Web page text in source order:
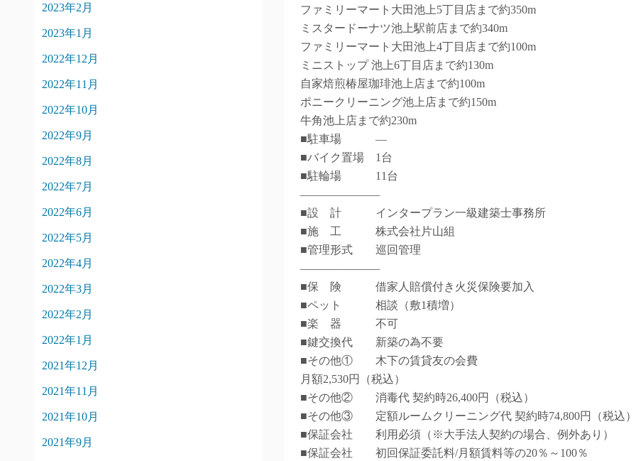
ファミリーマート大田池上5丁目店まで約350m
ミスタードーナツ池上駅前店まで約340m
ファミリーマート大田池上4丁目店まで約100m
ミニストップ 池上6丁目店まで約130m
自家焙煎椿屋珈琲池上店まで約100m
ポニークリーニング池上店まで約150m
牛角池上店まで約230m
■駐車場 ―
■バイク置場 1台
■駐輪場 11台
―――――――
■設 計 インタープラン一級建築士事務所
■施 工 株式会社片山組
■管理形式 巡回管理
―――――――
■保 険 借家人賠償付き火災保険要加入
■ペット 相談（敷1積増）
■楽 器 不可
■鍵交換代 新築の為不要
■その他① 木下の賃貸友の会費
月額2,530円（税込）
■その他② 消毒代 契約時26,400円（税込）
■その他③ 定額ルームクリーニング代 契約時74,800円（税込）
■保証会社 利用必須（※大手法人契約の場合、例外あり）
■保証会社 初回保証委託料/月額賃料等の20％～100％
2023年2月
2023年1月
2022年12月
2022年11月
2022年10月
2022年9月
2022年8月
2022年7月
2022年6月
2022年5月
2022年4月
2022年3月
2022年2月
2022年1月
2021年12月
2021年11月
2021年10月
2021年9月